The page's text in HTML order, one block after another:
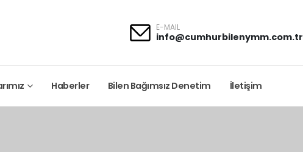
E-MAIL
info@cumhurbilenymm.com.tr
Haberler Bilen Bağımsız Denetim İletişim